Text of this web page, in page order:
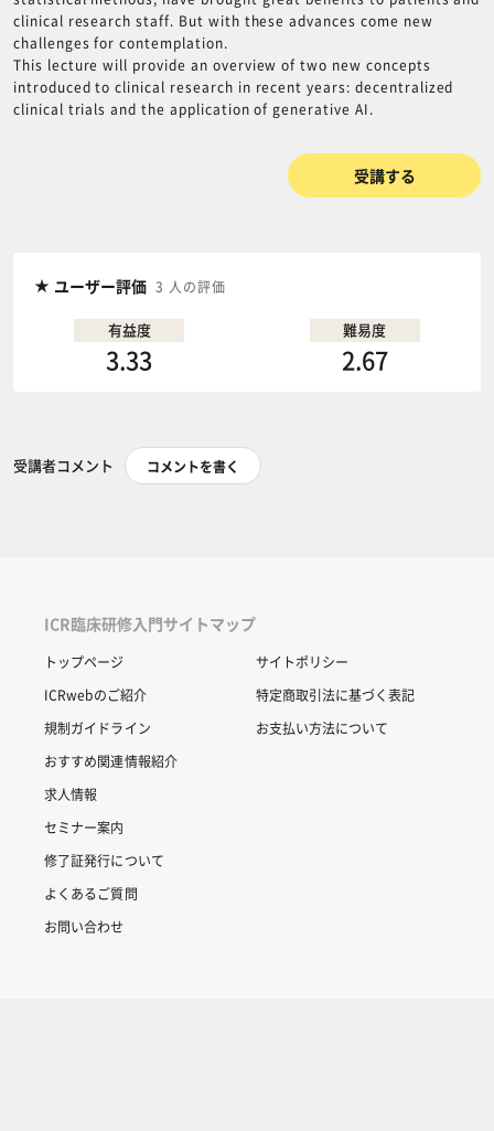
clinical research staff. But with these advances come new
challenges for contemplation.
This lecture will provide an overview of two new concepts
introduced to clinical research in recent years: decentralized
clinical trials and the application of generative AI.
受講する
ユーザー評価 3 人の評価
有益度
3.33
難易度
2.67
受講者コメント コメントを書く
ICR臨床研修入門サイトマップ
トップページ
ICRwebのご紹介
規制ガイドライン
おすすめ関連情報紹介
求人情報
セミナー案内
修了証発行について
よくあるご質問
お問い合わせ
サイトポリシー
特定商取引法に基づく表記
お支払い方法について